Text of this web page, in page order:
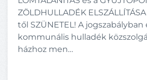
ZÖLDHULLADÉK
től SZÜNETEL! A
kommunális hulladék
házhoz men…